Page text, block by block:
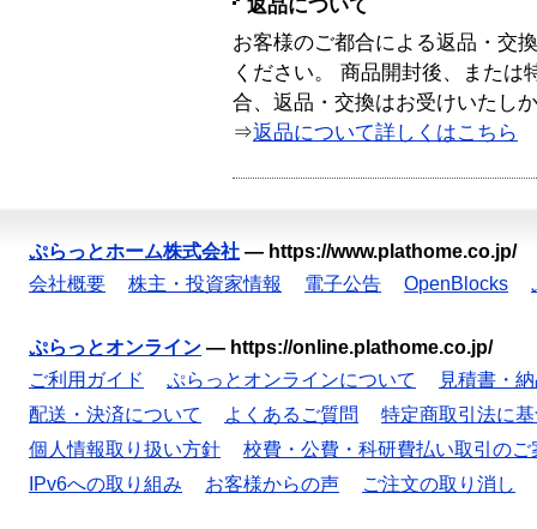
返品について
お客様のご都合による返品・交
ください。 商品開封後、または
合、返品・交換はお受けいたし
⇒返品について詳しくはこちら
ぷらっとホーム株式会社 — https://www.plathome.co.jp/
会社概要
株主・投資家情報 電子公告 OpenBlocks
ぷらっとオンライン — https://online.plathome.co.jp/
ご利用ガイド
ぷらっとオンラインについて
見積書・
配送・決済について
よくあるご質問
特定商取引法に
個人情報取り扱い方針
校費・公費・科研費払い取引のご
IPv6への取り組み
お客様からの声 ご注文の取り消し